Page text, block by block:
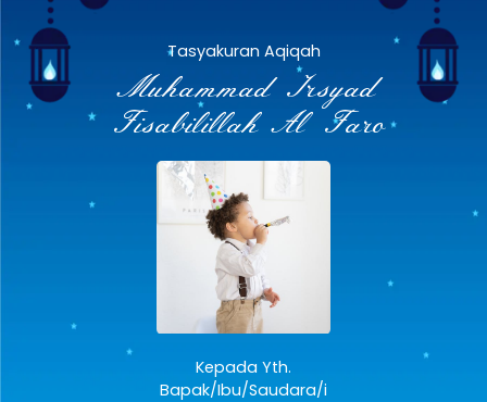
Tasyakuran Aqiqah
Muhammad Irsyad
Fisabilillah Al Faro
Kepada Yth.
Bapak/Ibu/Saudara/i